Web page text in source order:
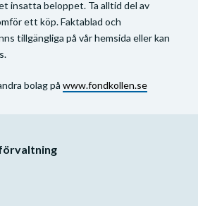
insatta beloppet. Ta alltid del av
ett köp. Faktablad och
tillgängliga på vår hemsida eller kan
bolag på www.fondkollen.se